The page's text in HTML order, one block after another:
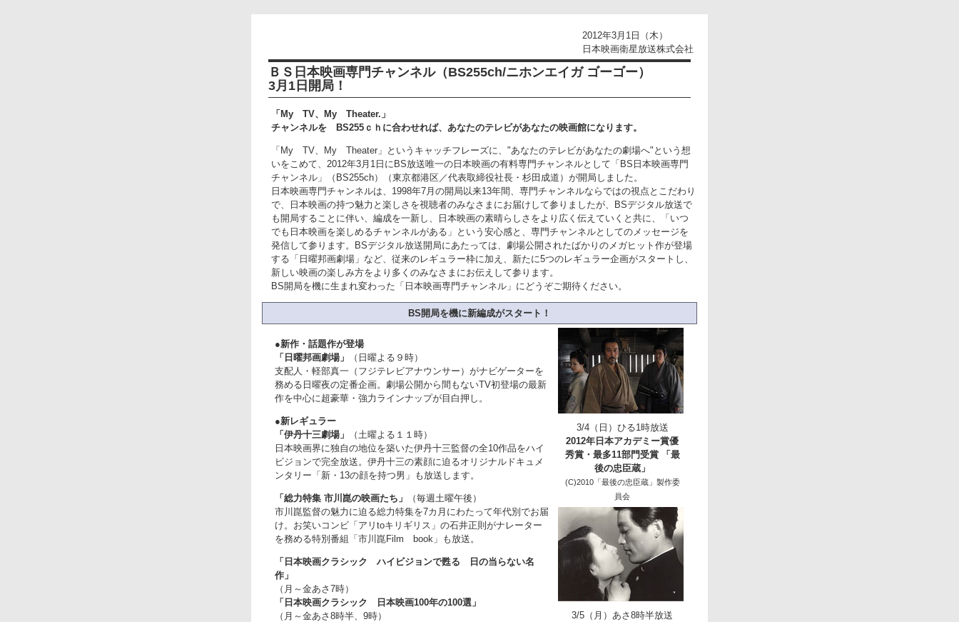
2012年3月1日（木）
日本映画衛星放送株式会社
ＢＳ日本映画専門チャンネル（BS255ch/ニホンエイガ ゴーゴー）
3月1日開局！
「My TV、My Theater.」
チャンネルを BS255ｃｈに合わせれば、あなたのテレビがあなたの映画館になります。
「My TV、My Theater」というキャッチフレーズに、"あなたのテレビがあなたの劇場へ"という想
いをこめて、2012年3月1日にBS放送唯一の日本映画の有料専門チャンネルとして「BS日本映画専門
チャンネル」（BS255ch）（東京都港区／代表取締役社長・杉田成道）が開局しました。
日本映画専門チャンネルは、1998年7月の開局以来13年間、専門チャンネルならではの視点とこだわり
で、日本映画の持つ魅力と楽しさを視聴者のみなさまにお届けして参りましたが、BSデジタル放送で
も開局することに伴い、編成を一新し、日本映画の素晴らしさをより広く伝えていくと共に、「いつ
でも日本映画を楽しめるチャンネルがある」という安心感と、専門チャンネルとしてのメッセージを
発信して参ります。BSデジタル放送開局にあたっては、劇場公開されたばかりのメガヒット作が登場
する「日曜邦画劇場」など、従来のレギュラー枠に加え、新たに5つのレギュラー企画がスタートし、
新しい映画の楽しみ方をより多くのみなさまにお伝えして参ります。
BS開局を機に生まれ変わった「日本映画専門チャンネル」にどうぞご期待ください。
BS 開局を機に新編成がスタート！
●新作・話題作が登場
「日曜邦画劇場」
（日曜よる９時）
支配人・軽部真一（フジテレビアナウンサー）がナビゲーターを
務める日曜夜の定番企画。劇場公開から間もないTV初登場の最新
作を中心に超豪華・強力ラインナップが目白押し。
●新レギュラー
「伊丹十三劇場」
（土曜よる１１時）
日本映画界に独自の地位を築いた伊丹十三監督の全10作品をハイ
ビジョンで完全放送。伊丹十三の素顔に迫るオリジナルドキュメ
ンタリー「新・13の顔を持つ男」も放送します。
「総力特集 市川崑の映画たち」
（毎週土曜午後）
市川崑監督の魅力に迫る総力特集を7カ月にわたって年代別でお届
け。お笑いコンビ「アリtoキリギリス」の石井正則がナレーター
を務める特別番組「市川崑Film book」も放送。
「日本映画クラシック ハイビジョンで甦る 日の当らない名
作」
（月～金あさ7時）
「日本映画クラシック 日本映画100年の100選」
（月～金あさ8時半、9時）
3/4（日）ひる1時放送
2012年日本アカデミー賞優
秀賞・最多11部門受賞 「最
後の忠臣蔵」
(C)2010「最後の忠臣蔵」製作委
員会
3/5（月）あさ8時半放送